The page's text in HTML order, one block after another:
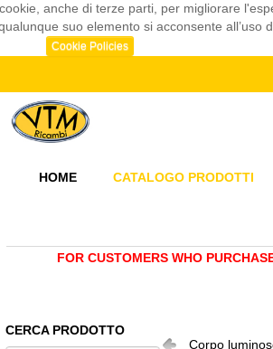
anche di terze parti, per migliorare
suo elemento si acconsente all’uso
Cookie Policies
HOME CATALOGO PRODOTTI
FOR CUSTOMERS WHO
Corpo
CERCA PRODOTTO